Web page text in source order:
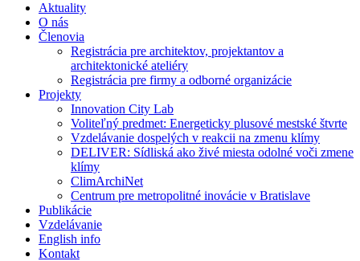
Aktuality
O nás
Členovia
Registrácia pre architektov, projektantov a
architektonické ateliéry
Registrácia pre firmy a odborné organizácie
Projekty
Innovation City Lab
Voliteľný predmet: Energeticky plusové mestské štvrte
Vzdelávanie dospelých v reakcii na zmenu klímy
DELIVER: Sídliská ako živé miesta odolné voči zmene
klímy
ClimArchiNet
Centrum pre metropolitné inovácie v Bratislave
Publikácie
Vzdelávanie
English info
Kontakt